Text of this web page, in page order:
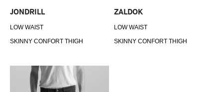
JONDRILL
LOW WAIST
SKINNY CONFORT THIGH
ZALDOK
LOW WAIST
SKINNY CONFORT THIGH